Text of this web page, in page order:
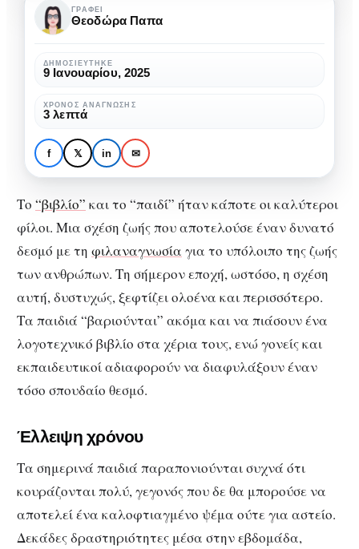
Παιδί και βιβλίο: Μια
σχέση που χάνεται…
Παιδί
και
βιβλίο:
Μια
σχέση
που
χάνεται…
ΓΡΆΦΕΙ
Θεοδώρα Παπα
ΔΗΜΟΣΙΕΎΤΗΚΕ
9 Ιανουαρίου, 2025
ΧΡΌΝΟΣ ΑΝΆΓΝΩΣΗΣ
3 λεπτά
f 𝕏 in ✉
Το “βιβλίο” και το “παιδί” ήταν κάποτε οι καλύτεροι
φίλοι. Μια σχέση ζωής που αποτελούσε έναν δυνατό
δεσμό με τη φιλαναγνωσία για το υπόλοιπο της ζωής
των ανθρώπων. Τη σήμερον εποχή, ωστόσο, η σχέση
αυτή, δυστυχώς, ξεφτίζει ολοένα και περισσότερο.
Τα παιδιά “βαριούνται” ακόμα και να πιάσουν ένα
λογοτεχνικό βιβλίο στα χέρια τους, ενώ γονείς και
εκπαιδευτικοί αδιαφορούν να διαφυλάξουν έναν
τόσο σπουδαίο θεσμό.
Έλλειψη χρόνου
Τα σημερινά παιδιά παραπονιούνται συχνά ότι
κουράζονται πολύ, γεγονός που δε θα μπορούσε να
αποτελεί ένα καλοφτιαγμένο ψέμα ούτε για αστείο.
Δεκάδες δραστηριότητες μέσα στην εβδομάδα,